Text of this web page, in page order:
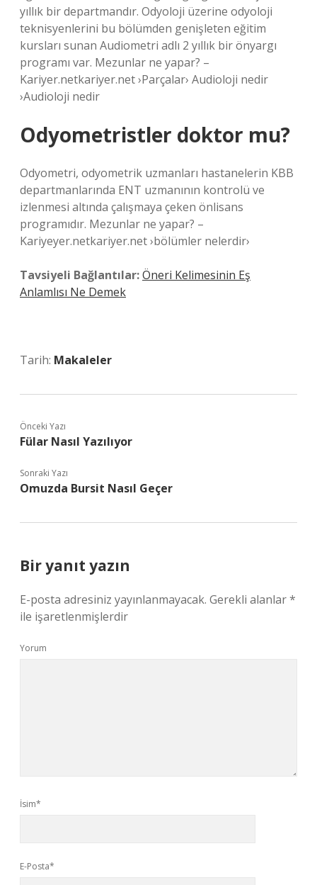
yıllık bir departmandır. Odyoloji üzerine odyoloji
teknisyenlerini bu bölümden genişleten eğitim
kursları sunan Audiometri adlı 2 yıllık bir önyargı
programı var. Mezunlar ne yapar? –
Kariyer.netkariyer.net ›Parçalar› Audioloji nedir
›Audioloji nedir
Odyometristler doktor mu?
Odyometri, odyometrik uzmanları hastanelerin KBB
departmanlarında ENT uzmanının kontrolü ve
izlenmesi altında çalışmaya çeken önlisans
programıdır. Mezunlar ne yapar? –
Kariyeyer.netkariyer.net ›bölümler nelerdir›
Tavsiyeli Bağlantılar:Öneri Kelimesinin Eş
Anlamlısı Ne Demek
Tarih: Makaleler
Önceki Yazı
Fülar Nasıl Yazılıyor
Sonraki Yazı
Omuzda Bursit Nasıl Geçer
Bir yanıt yazın
E-posta adresiniz yayınlanmayacak. Gerekli alanlar*
ile işaretlenmişlerdir
Yorum
İsim*
E-Posta*